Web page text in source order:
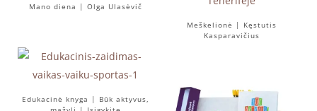
Mano diena | Olga Ulasėvič
Meškelionė | Kęstutis
Kasparavičius
Edukacinė knyga | Būk aktyvus,